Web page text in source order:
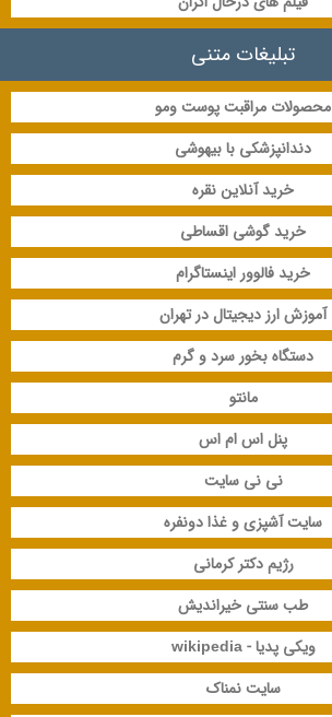
تبلیغات متنی
محصولات مراقبت پوست ومو
دندانپزشکی با بیهوشی
خرید آنلاین نقره
خرید گوشی اقساطی
خرید فالوور اینستاگرام
آموزش ارز دیجیتال در تهران
دستگاه بخور سرد و گرم
مانتو
پنل اس ام اس
نی نی سایت
سایت آشپزی و غذا دونفره
رژیم دکتر کرمانی
طب سنتی خیراندیش
ویکی پدیا - wikipedia
سایت نمناک